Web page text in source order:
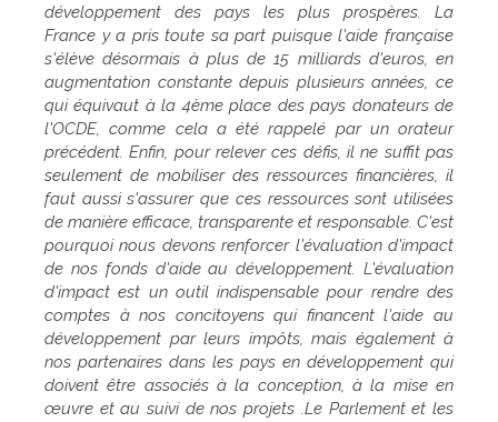
développement des pays les plus prospères. La
France y a pris toute sa part puisque l'aide française
s'élève désormais à plus de 15 milliards d'euros, en
augmentation constante depuis plusieurs années, ce
qui équivaut à la 4ème place des pays donateurs de
l'OCDE, comme cela a été rappelé par un orateur
précédent. Enfin, pour relever ces défis, il ne suffit pas
seulement de mobiliser des ressources financières, il
faut aussi s'assurer que ces ressources sont utilisées
de manière efficace, transparente et responsable. C'est
pourquoi nous devons renforcer l'évaluation d'impact
de nos fonds d'aide au développement. L'évaluation
d'impact est un outil indispensable pour rendre des
comptes à nos concitoyens qui financent l'aide au
développement par leurs impôts, mais également à
nos partenaires dans les pays en développement qui
doivent être associés à la conception, à la mise en
œuvre et au suivi de nos projets .Le Parlement et les